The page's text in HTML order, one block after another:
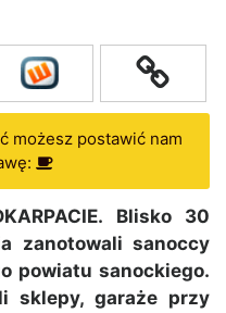
możesz postawić nam
Blisko 30
zanotowali sanoccy
powiatu sanockiego.
sklepy, garaże przy